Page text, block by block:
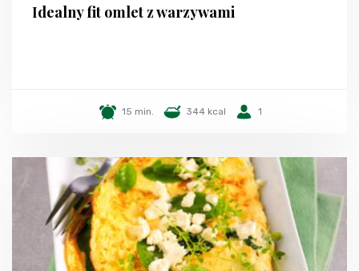
Idealny fit omlet z warzywami
15 min. 344 kcal 1